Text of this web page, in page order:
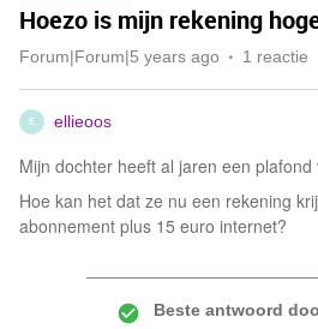
Hoezo is mijn rekening
Forum|Forum|5 years ago 1 reactie
E ellieoos
Mijn dochter heeft al jaren een plafond
Hoe kan het dat ze nu een rekening
abonnement plus 15 euro internet?
Beste antwoord